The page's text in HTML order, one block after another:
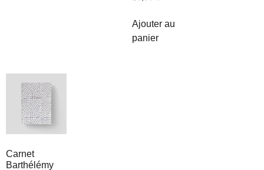
Ajouter au
panier
Carnet
Barthélémy